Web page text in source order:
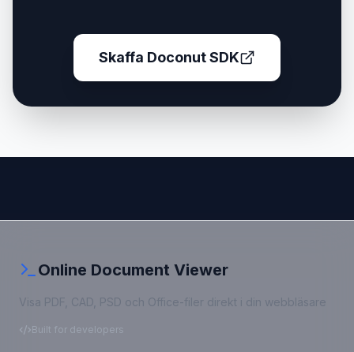
Skaffa Doconut SDK
Online Document Viewer
Visa PDF, CAD, PSD och Office-filer direkt i din webbläsare
Built for developers